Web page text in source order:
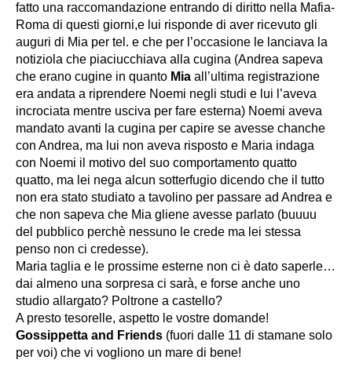
fatto una raccomandazione entrando di diritto nella Mafia-
Roma di questi giorni,e lui risponde di aver ricevuto gli
auguri di Mia per tel. e che per l’occasione le lanciava la
notiziola che piaciucchiava alla cugina (Andrea sapeva
che erano cugine in quanto Mia all’ultima registrazione
era andata a riprendere Noemi negli studi e lui l’aveva
incrociata mentre usciva per fare esterna) Noemi aveva
mandato avanti la cugina per capire se avesse chanche
con Andrea, ma lui non aveva risposto e Maria indaga
con Noemi il motivo del suo comportamento quatto
quatto, ma lei nega alcun sotterfugio dicendo che il tutto
non era stato studiato a tavolino per passare ad Andrea e
che non sapeva che Mia gliene avesse parlato (buuuu
del pubblico perchè nessuno le crede ma lei stessa
penso non ci credesse).
Maria taglia e le prossime esterne non ci è dato saperle…
dai almeno una sorpresa ci sarà, e forse anche uno
studio allargato? Poltrone a castello?
A presto tesorelle, aspetto le vostre domande!
Gossippetta and Friends (fuori dalle 11 di stamane solo
per voi) che vi vogliono un mare di bene!